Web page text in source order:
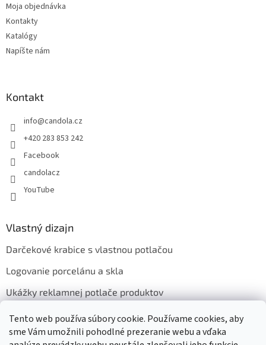
Tento web používa súbory cookie. Používame cookies, aby
sme Vám umožnili pohodlné prezeranie webu a vďaka
Moja objednávka
Kontakty
Katalógy
Napíšte nám
Kontakt
info@candola.cz
+420 283 853 242
Facebook
candolacz
YouTube
Vlastný dizajn
Darčekové krabice s vlastnou potlačou
Logovanie porcelánu a skla
Ukážky reklamnej potlače produktov
Prijímame online platby